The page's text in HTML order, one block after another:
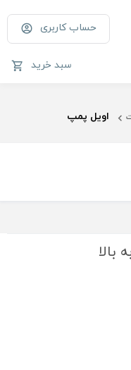
حساب کاربری
سبد خرید
اویل پمپ
بالا